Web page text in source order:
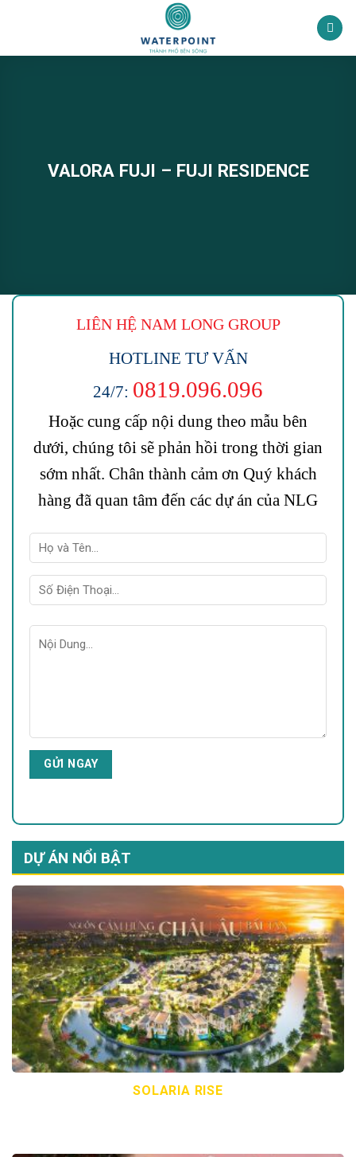
VALORA FUJI – FUJI RESIDENCE
LIÊN HỆ NAM LONGGROUP
HOTLINE TƯ VẤN
24/7: 0819.096.096
Hoặc cung cấp nội dung theo mẫu bên
dưới, chúng tôi sẽ phản hồi trong thời gian
sớm nhất. Chân thành cảm ơn Quý khách
hàng đã quan tâm đến các dự án của NLG
DỰ ÁN NỔI BẬT
SOLARIA RISE